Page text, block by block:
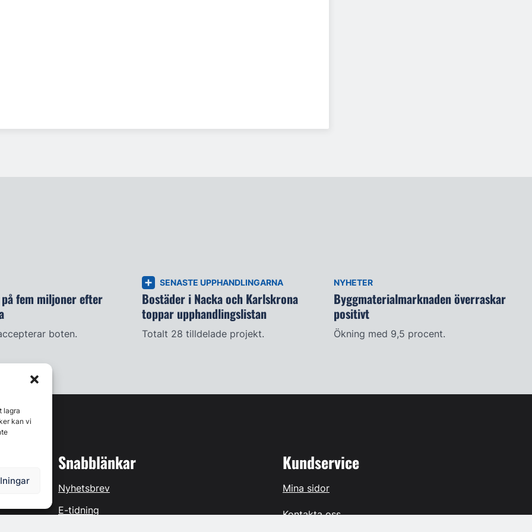
lagra
kan vi
på fem miljoner efter
boten.
SENASTE UPPHANDLINGARNA
Bostäder i Nacka och Karlskrona
toppar upphandlingslistan
Totalt 28 tilldelade projekt.
NYHETER
Byggmaterialmarknaden överraskar
positivt
Ökning med 9,5 procent.
Snabblänkar
Nyhetsbrev
E-tidning
Kundservice
Mina sidor
Kontakta oss